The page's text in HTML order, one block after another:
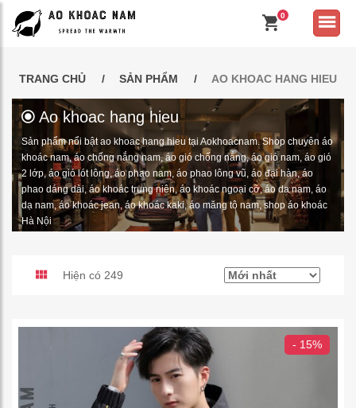
0
TRANG CHỦ SẢN PHẨM AO KHOAC HANG HIEU
Ao khoac hang hieu
Sản phẩm nổi bật ao khoac hang hieu tại Aokhoacnam. Shop chuyên áo
khoác nam, áo chống nắng nam, áo gió chống nắng, áo gió nam, áo gió
2 lớp, áo gió lót lông, áo phao nam, áo phao lông vũ, áo đại hàn, áo
phao dáng dài, áo khoác trung niên, áo khoác ngoại cỡ, áo da nam, áo
dạ nam, áo khoác jean, áo khoác kaki, áo măng tô nam, shop áo khoác
Hà Nội
Hiện có 249
- 15%